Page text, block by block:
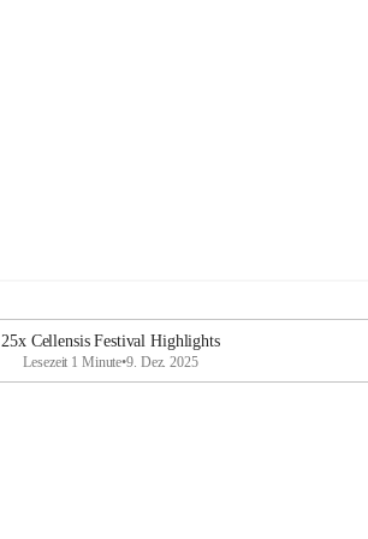
25x Cellensis Festival Highlights
Lesezeit 1 Minute•9. Dez. 2025